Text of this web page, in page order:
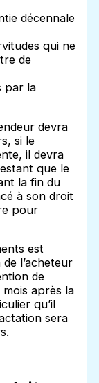
décennale
qui ne
de
par la
devra
si le
il devra
que le
la fin du
à son droit
pour
est
l’acheteur
de
mois après la
qu’il
sera